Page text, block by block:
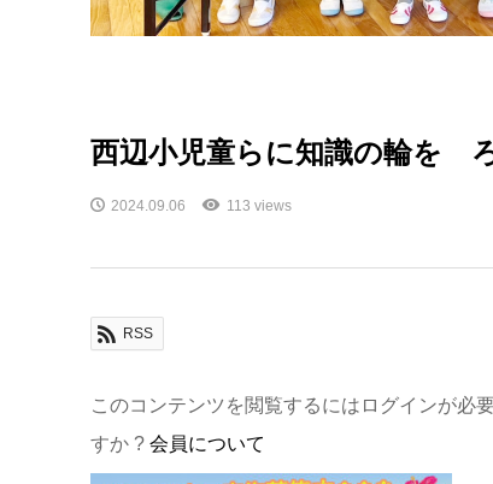
西辺小児童らに知識の輪を
2024.09.06 113 views
RSS
このコンテンツを閲覧するにはログインが必
すか ? 会員について